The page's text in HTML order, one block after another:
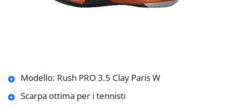
Modello: Rush PRO 3.5 Clay Paris W
Scarpa ottima per i tennisti